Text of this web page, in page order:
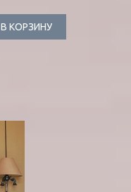
В КОРЗИНУ